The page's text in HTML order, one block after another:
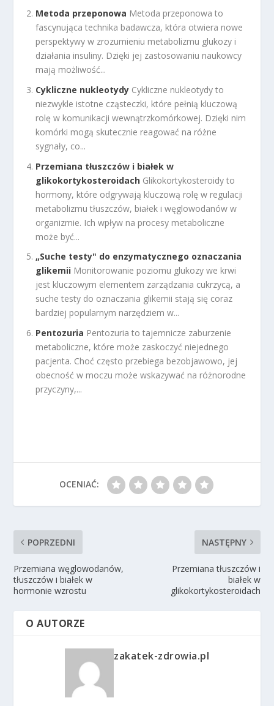
Metoda przeponowa Metoda przeponowa to
fascynująca technika badawcza, która otwiera nowe
perspektywy w zrozumieniu metabolizmu glukozy i
działania insuliny. Dzięki jej zastosowaniu naukowcy
mają możliwość...
Cykliczne nukleotydy Cykliczne nukleotydy to
niezwykle istotne cząsteczki, które pełnią kluczową
rolę w komunikacji wewnątrzkomórkowej. Dzięki nim
komórki mogą skutecznie reagować na różne
sygnały, co...
Przemiana tłuszczów i białek w
glikokortykosteroidach Glikokortykosteroidy to
hormony, które odgrywają kluczową rolę w regulacji
metabolizmu tłuszczów, białek i węglowodanów w
organizmie. Ich wpływ na procesy metaboliczne
może być...
„Suche testy" do enzymatycznego oznaczania
glikemii Monitorowanie poziomu glukozy we krwi
jest kluczowym elementem zarządzania cukrzycą, a
suche testy do oznaczania glikemii stają się coraz
bardziej popularnym narzędziem w...
Pentozuria Pentozuria to tajemnicze zaburzenie
metaboliczne, które może zaskoczyć niejednego
pacjenta. Choć często przebiega bezobjawowo, jej
obecność w moczu może wskazywać na różnorodne
przyczyny,...
OCENIAĆ:
POPRZEDNI
Przemiana węglowodanów,
tłuszczów i białek w
hormonie wzrostu
NASTĘPNY
Przemiana tłuszczów i
białek w
glikokortykosteroidach
O AUTORZE
zakatek-zdrowia.pl